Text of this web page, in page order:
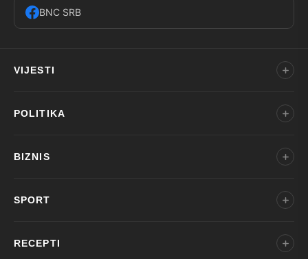
BNC SRB
VIJESTI
POLITIKA
BIZNIS
SPORT
RECEPTI